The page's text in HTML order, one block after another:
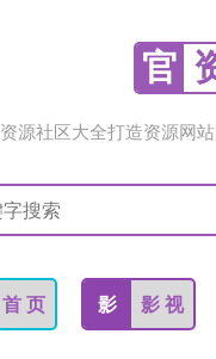
官
资源社区大全打造资源网
首 页 影 影 视